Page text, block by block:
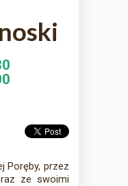
Poręby, przez
ze swoimi